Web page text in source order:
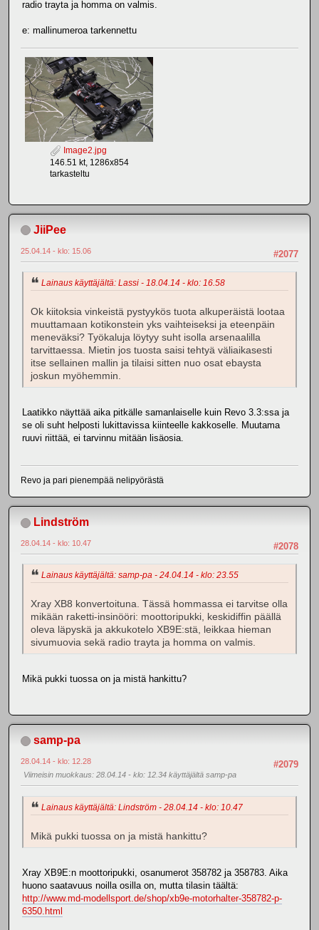
radio trayta ja homma on valmis.
e: mallinumeroa tarkennettu
Image2.jpg
146.51 kt, 1286x854
tarkasteltu
JiiPee
#2077
25.04.14 - klo: 15.06
Lainaus käyttäjältä: Lassi - 18.04.14 - klo: 16.58
Ok kiitoksia vinkeistä pystyykös tuota alkuperäistä lootaa
muuttamaan kotikonstein yks vaihteiseksi ja eteenpäin
meneväksi? Työkaluja löytyy suht isolla arsenaalilla
tarvittaessa. Mietin jos tuosta saisi tehtyä väliaikasesti
itse sellainen mallin ja tilaisi sitten nuo osat ebaysta
joskun myöhemmin.
Laatikko näyttää aika pitkälle samanlaiselle kuin Revo 3.3:ssa ja
se oli suht helposti lukittavissa kiinteelle kakkoselle. Muutama
ruuvi riittää, ei tarvinnu mitään lisäosia.
Revo ja pari pienempää nelipyörästä
Lindström
#2078
28.04.14 - klo: 10.47
Lainaus käyttäjältä: samp-pa - 24.04.14 - klo: 23.55
Xray XB8 konvertoituna. Tässä hommassa ei tarvitse olla
mikään raketti-insinööri: moottoripukki, keskidiffin päällä
oleva läpyskä ja akkukotelo XB9E:stä, leikkaa hieman
sivumuovia sekä radio trayta ja homma on valmis.
Mikä pukki tuossa on ja mistä hankittu?
samp-pa
#2079
28.04.14 - klo: 12.28
Viimeisin muokkaus: 28.04.14 - klo: 12.34 käyttäjältä samp-pa
Lainaus käyttäjältä: Lindström - 28.04.14 - klo: 10.47
Mikä pukki tuossa on ja mistä hankittu?
Xray XB9E:n moottoripukki, osanumerot 358782 ja 358783. Aika
huono saatavuus noilla osilla on, mutta tilasin täältä:
http://www.md-modellsport.de/shop/xb9e-motorhalter-358782-p-
6350.html